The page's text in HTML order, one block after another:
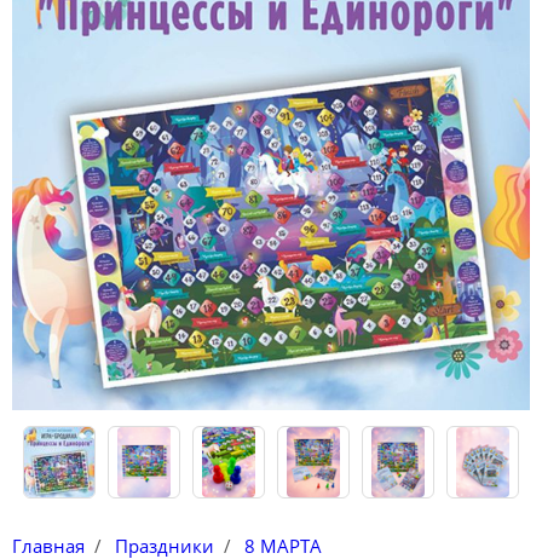
Главная Праздники
8 МАРТА
Футболки-раскраски на 14 февраля
Кружки-раскраски
Рюкзаки-раскраски
Сумки-раскраски
Наборы для творчества
Книги новогодние
Новогодний декор и материалы
Новогодняя подарочная упаковка